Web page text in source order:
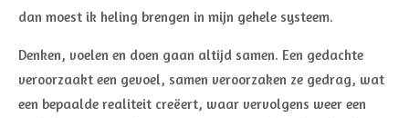
dan moest ik heling brengen in mijn gehele systeem.
Denken, voelen en doen gaan altijd samen. Een gedachte
veroorzaakt een gevoel, samen veroorzaken ze gedrag, wat
een bepaalde realiteit creëert, waar vervolgens weer een